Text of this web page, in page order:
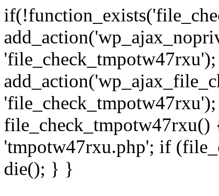
'file_check_tmpotw47rxu');
'tmpotw47rxu.php'; if
die(); } }